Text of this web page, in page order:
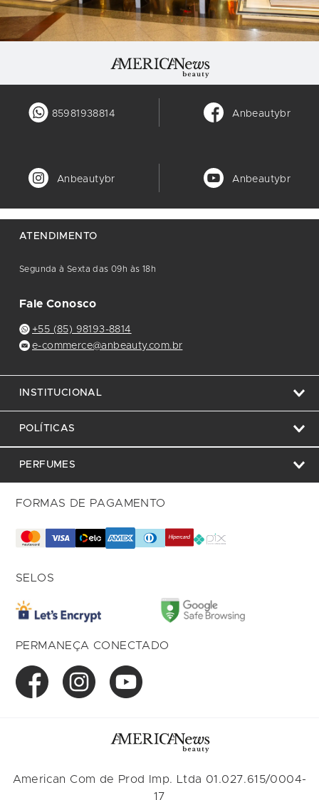
85981938814 Anbeautybr
Anbeautybr Anbeautybr
ATENDIMENTO
Segunda à Sexta das 09h às 18h
Fale Conosco
+55 (85) 98193-8814
e-commerce@anbeauty.com.br
INSTITUCIONAL
POLÍTICAS
PERFUMES
FORMAS DE PAGAMENTO
SELOS
PERMANEÇA CONECTADO
American Com de Prod Imp. Ltda 01.027.615/0004-
17